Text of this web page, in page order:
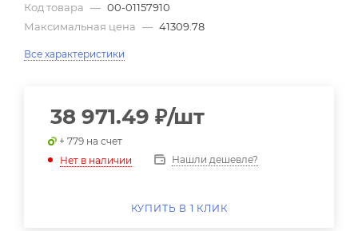
Код товара — 00-01157910
Максимальная цена — 41309.78
Все характеристики
38 971.49 ₽/шт
+ 779 на счет
Нет в наличии
Нашли дешевле?
КУПИТЬ В 1 КЛИК